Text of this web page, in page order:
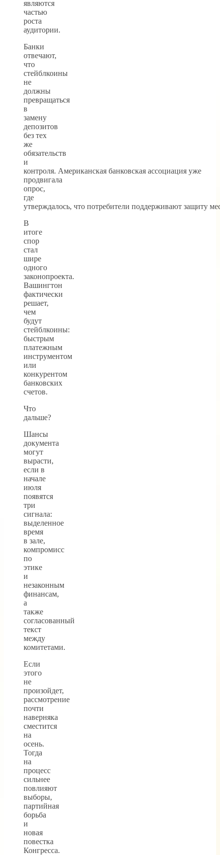
являются
частью
роста
аудитории.
Банки
отвечают,
что
стейблкоины
не
должны
превращаться
в
замену
депозитов
без тех
же
обязательств
и
контроля. Американская банковская ассоциация уже
продвигала
опрос,
где
утверждалось, что потребители поддерживают защиту
В
итоге
спор
стал
шире
одного
законопроекта.
Вашингтон
фактически
решает,
чем
будут
стейблкоины:
быстрым
платежным
инструментом
или
конкурентом
банковских
счетов.
Что
дальше?
Шансы
документа
могут
вырасти,
если в
начале
июля
появятся
три
сигнала:
выделенное
время
в зале,
компромисс
по
этике
и
незаконным
финансам,
а
также
согласованный
текст
между
комитетами.
Если
этого
не
произойдет,
рассмотрение
почти
наверняка
сместится
на
осень.
Тогда
на
процесс
сильнее
повлияют
выборы,
партийная
борьба
и
новая
повестка
Конгресса.